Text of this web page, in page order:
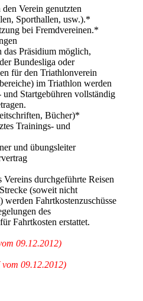
Verein genutzten
Sporthallen, usw.).*
bei Fremdvereinen.*
das Präsidium möglich,
Bundesliga oder
für den Triathlonverein
im Triathlon werden
Startgebühren vollständig
Bücher)*
Trainings- und
und übungsleiter
Vereins durchgeführte Reisen
(soweit nicht
werden Fahrtkostenzuschüsse
des
Fahrtkosten erstattet.
09.12.2012)
09.12.2012)